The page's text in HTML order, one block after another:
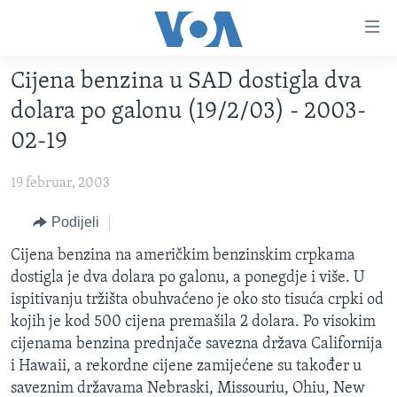
glavni
sadržaj
Pređi
na
glavnu
pretragu
TV PROGRAM
VIJESTI
SJEDINJENE AMERIČKE DRŽAVE
BOSNA I HERCEGOVINA
SVIJET
NAUKA I TEHNOLOGIJA
SPECIJALNI PROJEKTI
KORUPCIJA
SLOBODA MEDIJA
ŽENSKA STRANA
IZBJEGLIČKA STRANA
Cijena benzina u SAD dostigla dva
dolara po galonu (19/2/03) - 2003-
02-19
19 februar, 2003
Podijeli
Cijena benzina na američkim benzinskim crpkama
dostigla je dva dolara po galonu, a ponegdje i više. U
ispitivanju tržišta obuhvaćeno je oko sto tisuća crpki od
kojih je kod 500 cijena premašila 2 dolara. Po visokim
cijenama benzina prednjače savezna država Californija
i Hawaii, a rekordne cijene zamijećene su također u
saveznim državama Nebraski, Missouriu, Ohiu, New